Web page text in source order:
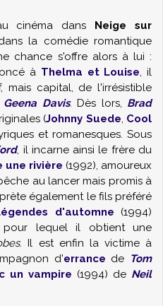
cinéma dans Neige sur
la comédie romantique
chance s'offre alors à lui :
à Thelma et Louise, il
capital, de l'irrésistible
Geena Davis. Dès lors, Brad
(Johnny Suede, Cool
et romanesques. Sous
, il incarne ainsi le frère du
une rivière (1992), amoureux
au lancer mais promis à
également le fils préféré
d'automne (1994)
lequel il obtient une
. Il est enfin la victime à
d'errance de Tom
un vampire (1994) de Neil